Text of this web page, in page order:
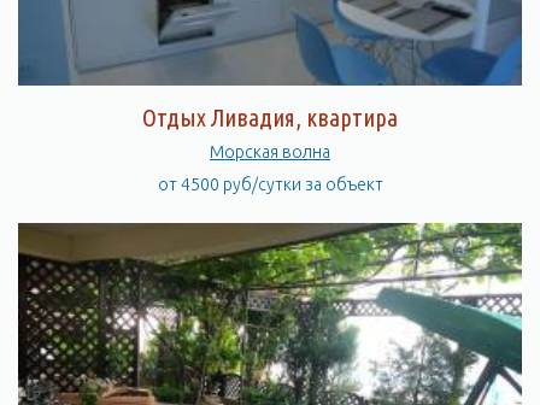
Отдых Ливадия, квартира
Морская волна
от 4500 руб/сутки за объект